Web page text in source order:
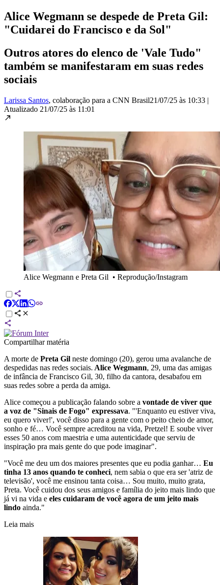
Alice Wegmann se despede de Preta Gil:
"Cuidarei do Francisco e da Sol"
Outros atores do elenco de 'Vale Tudo"
também se manifestaram em suas redes
sociais
Larissa Santos, colaboração para a CNN Brasil21/07/25 às 10:33 |
Atualizado 21/07/25 às 11:01
Alice Wegmann e Preta Gil • Reprodução/Instagram
Compartilhar matéria
A morte de Preta Gil neste domingo (20), gerou uma avalanche de
despedidas nas redes sociais. Alice Wegmann, 29, uma das amigas
de infância de Francisco Gil, 30, filho da cantora, desabafou em
suas redes sobre a perda da amiga.
Alice começou a publicação falando sobre a vontade de viver que
a voz de "Sinais de Fogo" expressava. "'Enquanto eu estiver viva,
eu quero viver!', você disso para a gente com o peito cheio de amor,
sonho e fé… Você sempre acreditou na vida, Pretzel! E soube viver
esses 50 anos com maestria e uma autenticidade que serviu de
inspiração pra mais gente do que pode imaginar".
"Você me deu um dos maiores presentes que eu podia ganhar… Eu
tinha 13 anos quando te conheci, nem sabia o que era ser 'atriz de
televisão', você me ensinou tanta coisa… Sou muito, muito grata,
Preta. Você cuidou dos seus amigos e família do jeito mais lindo que
já vi na vida e eles cuidaram de você agora de um jeito mais
lindo ainda."
Leia mais